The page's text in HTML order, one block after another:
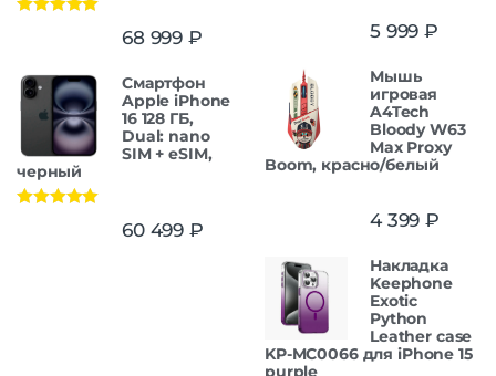
68 999 ₽
Смартфон
Apple iPhone
16 128 ГБ,
Dual: nano
SIM + eSIM,
черный
60 499 ₽
5 999 ₽
Мышь
игровая
A4Tech
Bloody W63
Max Proxy
Boom, красно/белый
4 399 ₽
Накладка
Keephone
Exotic
Python
Leather case
KP-MC0066 для iPhone 15
purple